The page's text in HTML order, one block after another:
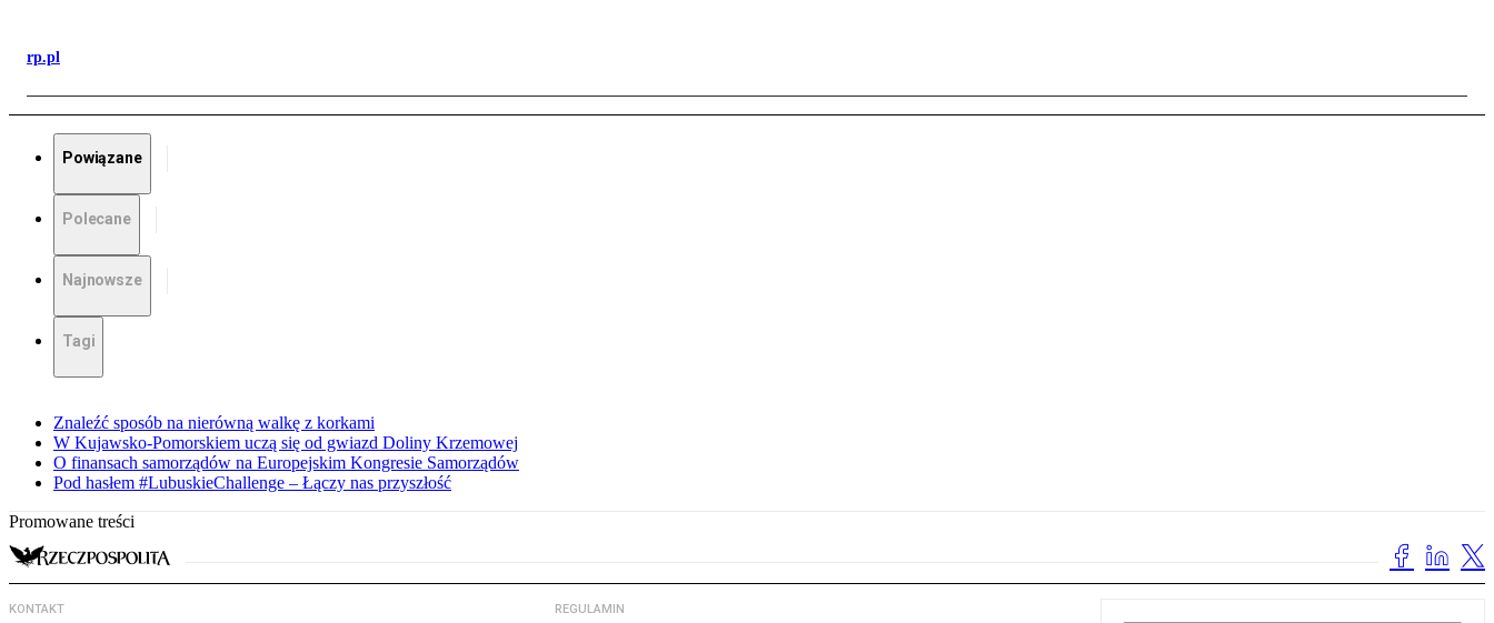
rp.pl
Powiązane
Polecane
Najnowsze
Tagi
Znaleźć sposób na nierówną walkę z korkami
W Kujawsko-Pomorskiem uczą się od gwiazd Doliny Krzemowej
O finansach samorządów na Europejskim Kongresie Samorządów
Pod hasłem #LubuskieChallenge – Łączy nas przyszłość
Promowane treści
KONTAKT REGULAMIN